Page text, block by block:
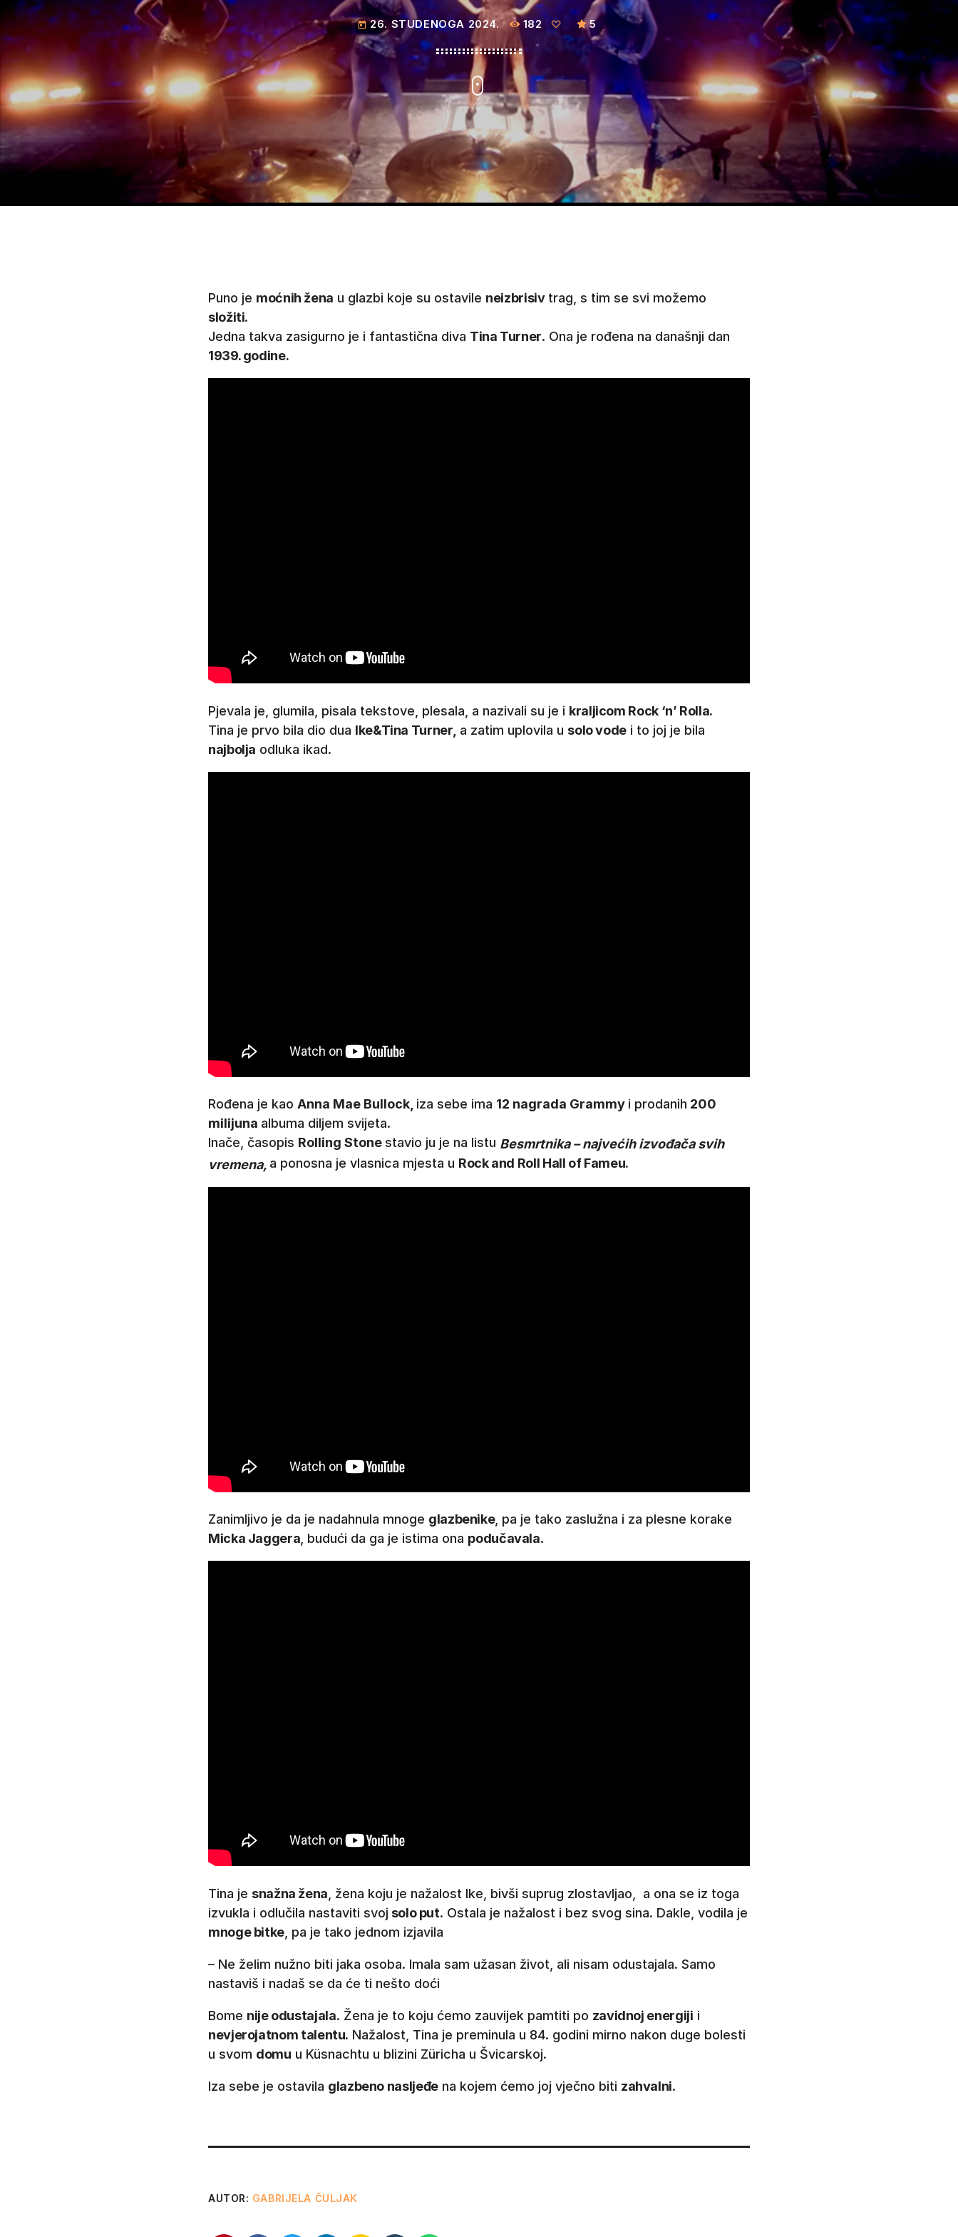
today 26. STUDENOGA 2024. 182 5
Puno je moćnih žena u glazbi koje su ostavile neizbrisivtrag, s tim se svi možemo
složiti.
Jedna takva zasigurno je i fantastična diva Tina Turner. Ona je rođena na današnji dan
1939. godine.
Pjevala je, glumila, pisala tekstove, plesala, a nazivali su je i kraljicom Rock ‘n’ Rolla.
Tina je prvo bila dio dua Ike&Tina Turner, a zatim uplovila u solo vode i to joj je bila
najbolja odluka ikad.
Rođena je kao Anna Mae Bullock, iza sebe ima 12 nagrada Grammy i prodanih 200
milijuna albuma diljem svijeta.
Inače, časopis Rolling Stonestavio ju je na listu Besmrtnika – najvećih izvođača svih
vremena, a ponosna je vlasnica mjesta u Rock and Roll Hall of Fameu.
Zanimljivo je da je nadahnula mnoge glazbenike, pa je tako zaslužna i za plesne korake
Micka Jaggera , budući da ga je istima ona podučavala.
Tina je snažna žena , žena koju je nažalost Ike, bivši suprug zlostavljao, a ona se iz toga
izvukla i odlučila nastaviti svoj solo put. Ostala je nažalost i bez svog sina. Dakle, vodila je
mnoge bitke , pa je tako jednom izjavila
– Ne želim nužno biti jaka osoba. Imala sam užasan život, ali nisam odustajala. Samo
nastaviš i nadaš se da će ti nešto doći
Bome nije odustajala. Žena je to koju ćemo zauvijek pamtiti po zavidnoj energiji i
nevjerojatnom talentu. Nažalost, Tina je preminula u 84. godini mirno nakon duge bolesti
u svom domu u Küsnachtu u blizini Züricha u Švicarskoj.
Iza sebe je ostavila glazbeno nasljeđena kojem ćemo joj vječno biti zahvalni.
AUTOR: GABRIJELA ČULJAK